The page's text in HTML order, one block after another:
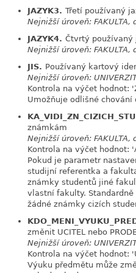
JAZYK3. Třetí používaný
Nejnižší úroveň: FAKULTA,
JAZYK4. Čtvrtý používaný
Nejnižší úroveň: FAKULTA,
JIS. Používaný kartový
Nejnižší úroveň:
Kontrola na výčet hodnot:
Umožňuje odlišné chování
známkám
Nejnižší úroveň: FAKULTA,
Kontrola na výčet hodnot:
Pokud je parametr
studijní referentka a
známky studentů jiné
vlastní fakulty.
žádné známky cizích
změnit UCITEL nebo
Nejnižší úroveň:
Kontrola na výčet hodnot:
Výuku předmětu může